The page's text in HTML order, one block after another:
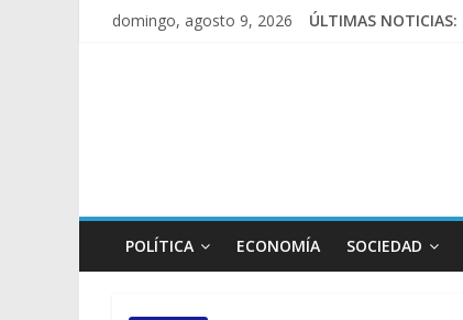
domingo, agosto 9, 2026 ÚLTIMAS NOTICIAS:
POLÍTICA ECONOMÍA SOCIEDAD